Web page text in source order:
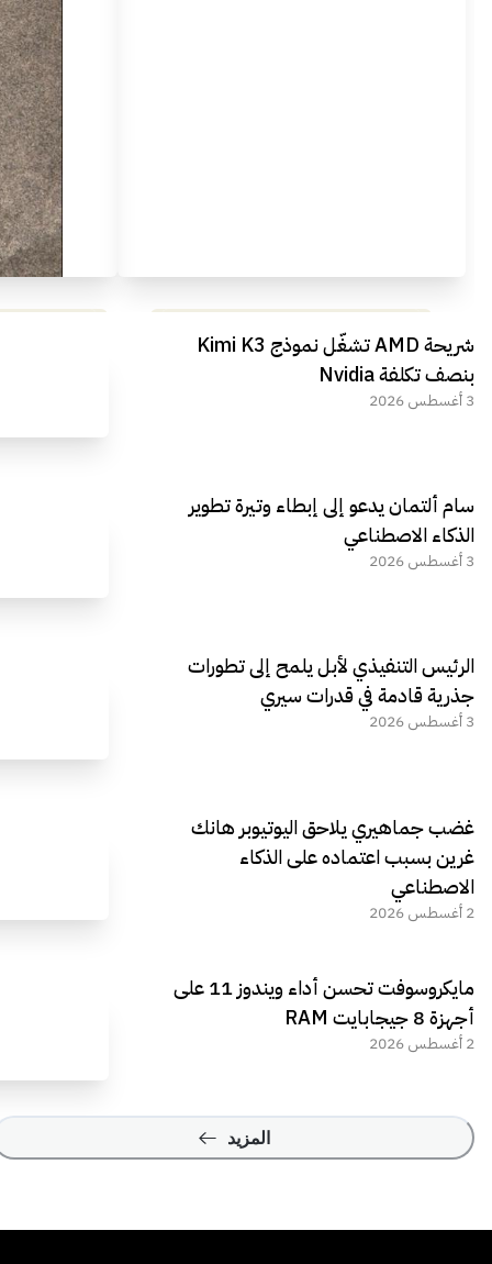
مراجعة شاملة لعملاق الألعاب
الجديد REDMAGIC 11 AIR
شريحة AMD تشغّل نموذج Kimi K3
بنصف تكلفة Nvidia
3 أغسطس 2026
سام ألتمان يدعو إلى إبطاء وتيرة تطوير
الذكاء الاصطناعي
3 أغسطس 2026
الرئيس التنفيذي لأبل يلمح إلى تطورات
جذرية قادمة في قدرات سيري
3 أغسطس 2026
غضب جماهيري يلاحق اليوتيوبر هانك
غرين بسبب اعتماده على الذكاء
الاصطناعي
2 أغسطس 2026
مايكروسوفت تحسن أداء ويندوز 11 على
أجهزة 8 جيجابايت RAM
2 أغسطس 2026
المزيد